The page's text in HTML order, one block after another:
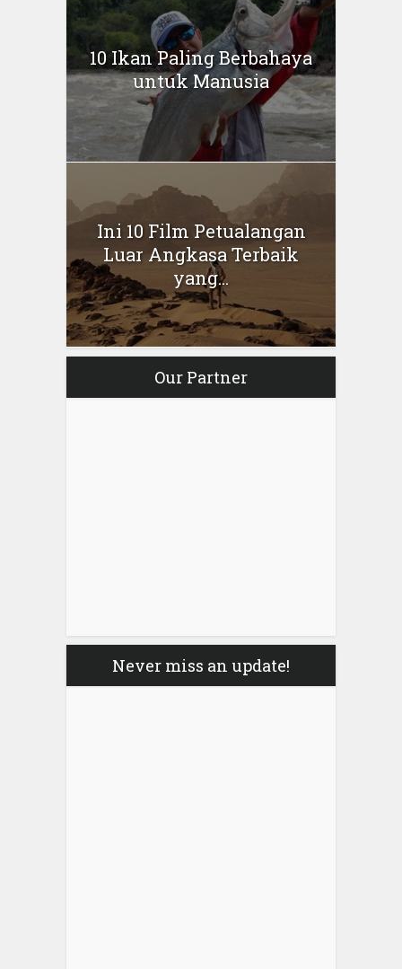
10 Ikan Paling Berbahaya
untuk Manusia
Ini 10 Film Petualangan
Luar Angkasa Terbaik
yang...
Our Partner
Never miss an update!